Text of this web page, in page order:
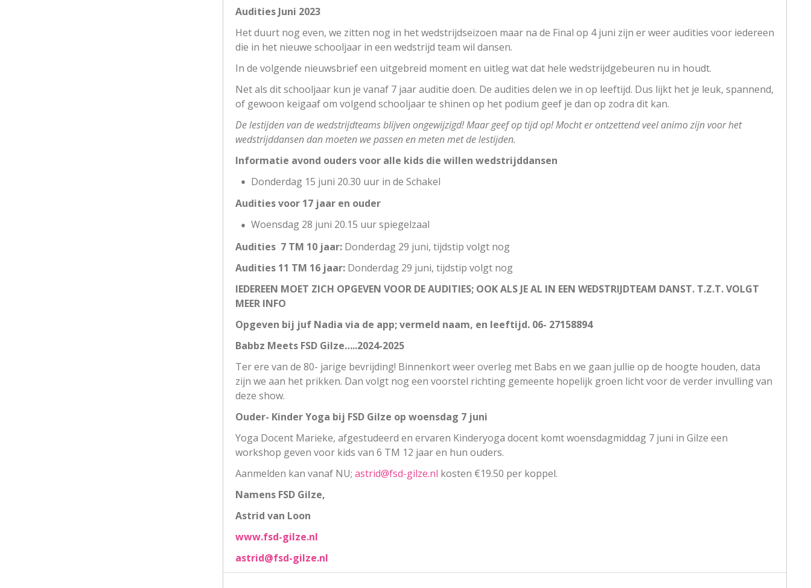
Audities Juni 2023
Het duurt nog even, we zitten nog in het wedstrijdseizoen maar na de Final op 4 juni zijn er weer audities voor iedereen
die in het nieuwe schooljaar in een wedstrijd team wil dansen.
In de volgende nieuwsbrief een uitgebreid moment en uitleg wat dat hele wedstrijdgebeuren nu in houdt.
Net als dit schooljaar kun je vanaf 7 jaar auditie doen. De audities delen we in op leeftijd. Dus lijkt het je leuk, spannend,
of gewoon keigaaf om volgend schooljaar te shinen op het podium geef je dan op zodra dit kan.
De lestijden van de wedstrijdteams blijven ongewijzigd! Maar geef op tijd op! Mocht er ontzettend veel animo zijn voor het
wedstrijddansen dan moeten we passen en meten met de lestijden.
Informatie avond ouders voor alle kids die willen wedstrijddansen
Donderdag 15 juni 20.30 uur in de Schakel
Audities voor 17 jaar en ouder
Woensdag 28 juni 20.15 uur spiegelzaal
Audities 7 TM 10 jaar:Donderdag 29 juni, tijdstip volgt nog
Audities 11 TM 16 jaar:Donderdag 29 juni, tijdstip volgt nog
IEDEREEN MOET ZICH OPGEVEN VOOR DE AUDITIES; OOK ALS JE AL IN EEN WEDSTRIJDTEAM DANST. T.Z.T. VOLGT
MEER INFO
Opgeven bij juf Nadia via de app; vermeld naam, en leeftijd. 06- 27158894
Babbz Meets FSD Gilze…..2024-2025
Ter ere van de 80- jarige bevrijding! Binnenkort weer overleg met Babs en we gaan jullie op de hoogte houden, data
zijn we aan het prikken. Dan volgt nog een voorstel richting gemeente hopelijk groen licht voor de verder invulling van
deze show.
Ouder- Kinder Yoga bij FSD Gilze op woensdag 7 juni
Yoga Docent Marieke, afgestudeerd en ervaren Kinderyoga docent komt woensdagmiddag 7 juni in Gilze een
workshop geven voor kids van 6 TM 12 jaar en hun ouders.
Aanmelden kan vanaf NU; astrid@fsd-gilze.nl kosten €19.50 per koppel.
Namens FSD Gilze,
Astrid van Loon
www.fsd-gilze.nl
astrid@fsd-gilze.nl